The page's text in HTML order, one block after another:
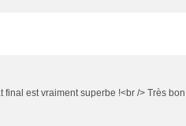
final est vraiment superbe !<br /> Très bon